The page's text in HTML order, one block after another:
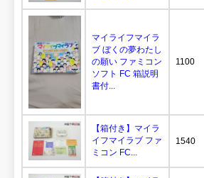
マイライフマイラ
ブ ぼくの夢わたし
の願い ファミコン
ソフト FC 箱説明
書付...
1100
【箱付き】マイラ
イフマイラブ ファ
ミコン FC...
1540